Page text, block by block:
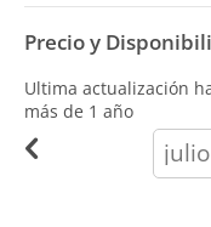
Precio y
Ultima actualización
más de 1 año
month